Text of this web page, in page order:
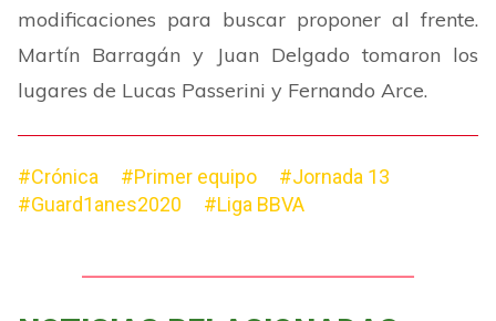
modificaciones para buscar proponer al frente.
Martín Barragán y Juan Delgado tomaron los
lugares de Lucas Passerini y Fernando Arce.
#Crónica #Primer equipo
#Jornada 13
#Guard1anes2020
#Liga BBVA